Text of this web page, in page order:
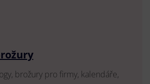
brožury pro firmy, kalendáře,